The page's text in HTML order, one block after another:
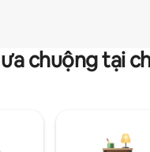
chuộng tại